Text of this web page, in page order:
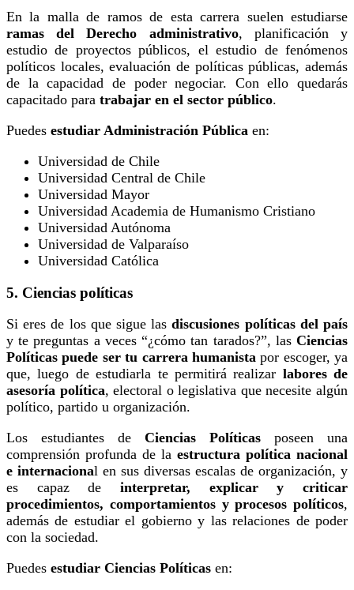
En la malla de ramos de esta carrera suelen estudiarse
ramas del Derecho administrativo, planificación y
estudio de proyectos públicos, el estudio de fenómenos
políticos locales, evaluación de políticas públicas, además
de la capacidad de poder negociar. Con ello quedarás
capacitado para trabajar en el sector público.
Puedes estudiar Administración Pública en:
Universidad de Chile
Universidad Central de Chile
Universidad Mayor
Universidad Academia de Humanismo Cristiano
Universidad Autónoma
Universidad de Valparaíso
Universidad Católica
5. Ciencias políticas
Si eres de los que sigue lasdiscusiones políticas del país
y te preguntas a veces “¿cómo tan tarados?”, lasCiencias
Políticas puede ser tu carrera humanistapor escoger, ya
que, luego de estudiarla te permitirá realizar labores de
asesoría política, electoral o legislativa que necesite algún
político, partido u organización.
Los estudiantes de Ciencias Políticas poseen una
comprensión profunda de la estructura política nacional
e internacional en sus diversas escalas de organización, y
es capaz de interpretar, explicar y criticar
procedimientos, comportamientos y procesos políticos,
además de estudiar el gobierno y las relaciones de poder
con la sociedad.
Puedes estudiar Ciencias Políticas en: